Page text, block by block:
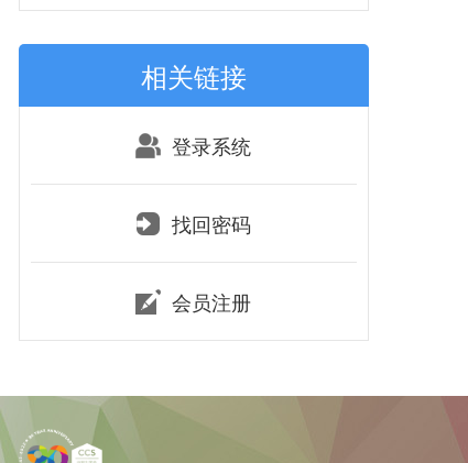
相关链接
登录系统
找回密码
会员注册